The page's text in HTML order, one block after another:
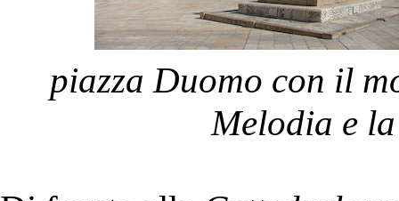
piazza Duomo con il
Melodia e